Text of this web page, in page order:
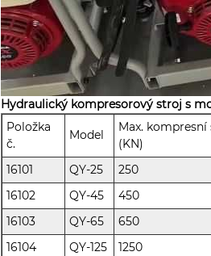
Hydraulický kompresorový stroj s
Položka
č.
Model
Max. kompresní
(KN)
16101
QY-25 250
16102
QY-45 450
16103
QY-65 650
16104
QY-125 1250